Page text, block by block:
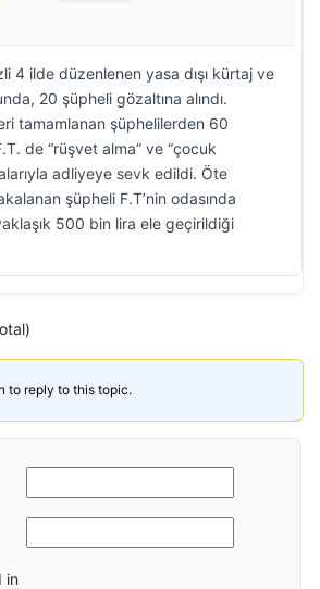
4 ilde düzenlenen yasa dışı kürtaj ve
20 şüpheli gözaltına alındı.
tamamlanan şüphelilerden 60
de “rüşvet alma” ve “çocuk
adliyeye sevk edildi. Öte
şüpheli F.T’nin odasında
500 bin lira ele geçirildiği
to reply to this topic.
in